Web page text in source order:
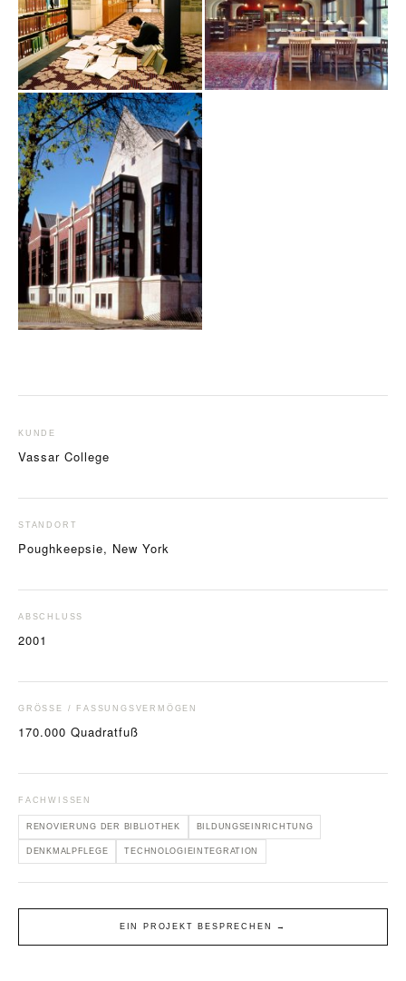
KUNDE
Vassar College
STANDORT
Poughkeepsie, New York
ABSCHLUSS
2001
GRÖSSE / FASSUNGSVERMÖGEN
170.000 Quadratfuß
FACHWISSEN
RENOVIERUNG DER BIBLIOTHEK BILDUNGSEINRICHTUNG
DENKMALPFLEGE TECHNOLOGIEINTEGRATION
EIN PROJEKT BESPRECHEN →